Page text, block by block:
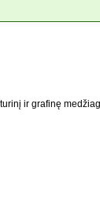
ir grafinę